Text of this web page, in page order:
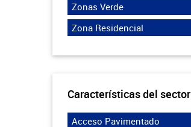
Zonas Verde
Zona Residencial
Características del sector
Acceso Pavimentado